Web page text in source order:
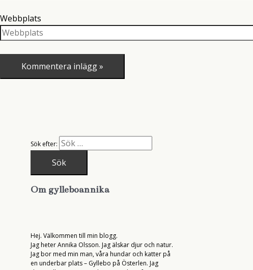
Webbplats
Sök efter:
Om gylleboannika
Hej. Välkommen till min blogg.
Jag heter Annika Olsson. Jag älskar djur och natur.
Jag bor med min man, våra hundar och katter på
en underbar plats – Gyllebo på Österlen. Jag